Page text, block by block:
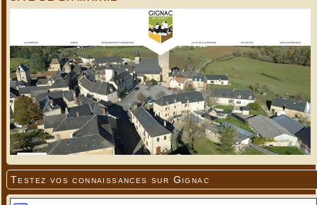
Testez vos connaissances sur Gignac